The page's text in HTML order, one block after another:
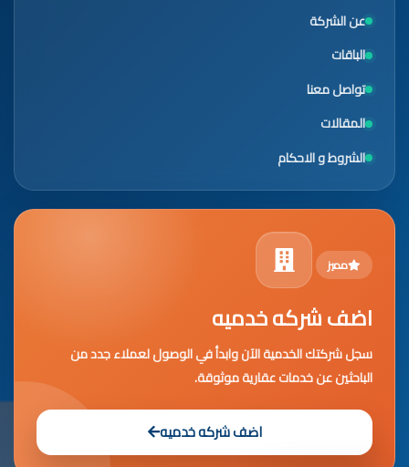
عن الشركة
الباقات
تواصل معنا
المقالات
الشروط و الاحكام
مميز
اضف شركه خدميه
سجل شركتك الخدمية الآن وابدأ في الوصول لعملاء جدد من
الباحثين عن خدمات عقارية موثوقة.
اضف شركه خدميه